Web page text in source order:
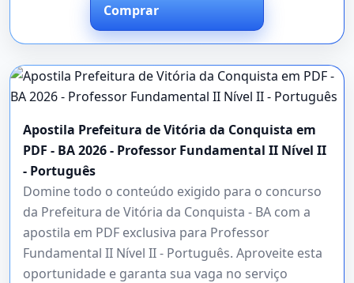
Comprar
Apostila Prefeitura de Vitória da Conquista em
PDF - BA 2026 - Professor Fundamental II Nível II
- Português
Domine todo o conteúdo exigido para o concurso
da Prefeitura de Vitória da Conquista - BA com a
apostila em PDF exclusiva para Professor
Fundamental II Nível II - Português. Aproveite esta
oportunidade e garanta sua vaga no serviço